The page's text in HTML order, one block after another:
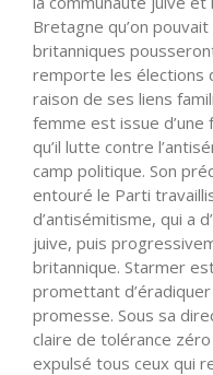
Bretagne qu’on
britanniques
remporte les élections
raison de ses liens
femme est issue d’une
qu’il lutte contre
camp politique. Son
entouré le Parti
d’antisémitisme, qui a
juive, puis
britannique. Starmer
promettant
promesse. Sous sa
claire de tolérance zéro
expulsé tous ceux qui